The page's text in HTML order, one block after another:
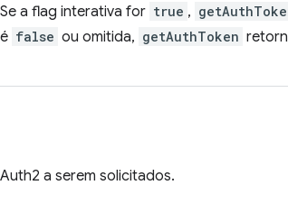
a flag interativa for true ,
false ou omitida, getAuthToken
a serem solicitados.